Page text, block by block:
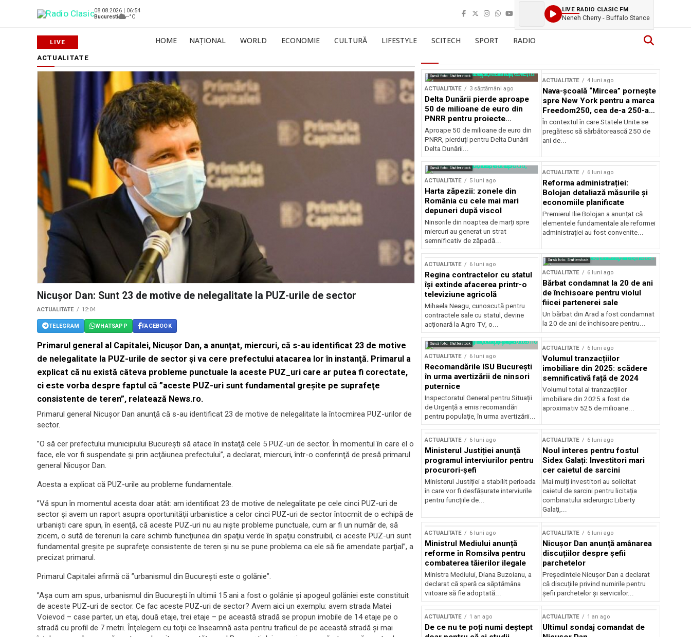
08.08.2026 | 06:54
Bucuresti
--°C
LIVE RADIO CLASIC FM
Neneh Cherry - Buffalo Stance
HOME NAȚIONAL WORLD ECONOMIE CULTURĂ LIFESTYLE SCITECH SPORT RADIO
ACTUALITATE
Nicuşor Dan: Sunt 23 de motive de nelegalitate la PUZ-urile de sector
ACTUALITATE 12:04
TELEGRAM WHATSAPP FACEBOOK
Primarul general al Capitalei, Nicuşor Dan, a anunţat, miercuri, că s-au identificat 23 de motive
de nelegalitate la PUZ-urile de sector şi va cere prefectului atacarea lor în instanţă. Primarul a
explicat că nu există câteva probleme punctuale la aceste PUZ_uri care ar putea fi corectate,
ci este vorba despre faptul că ”aceste PUZ-uri sunt fundamental greşite pe suprafeţe
consistente de teren”, relatează News.ro.
Primarul general Nicuşor Dan anunţă că s-au identificat 23 de motive de nelegalitate la întocmirea PUZ-urilor de
sector.
”O să cer prefectului municipiului Bucureşti să atace în instaţă cele 5 PUZ-uri de sector. În momentul în care el o
face, ele vor fi suspendate şi prin acţăiunea prefectului”, a declarat, miercuri, într-o conferinţă de presă primarul
general Nicuşor Dan.
Acesta a explicat că PUZ-urile au probleme fundamentale.
”Vă spun în momentul acesta doar atât: am identificat 23 de motive de nelegalitate pe cele cinci PUZ-uri de
sector şi avem un raport asupra oportunităţii urbanistice a celor cinci PUZ-uri de sector întocmit de o echipă de
urbanişti care spun, în esenţă, că aceste PUZ-uri nu au nişte probleme punctuale, cum ar fi un număr de, să
zicem, o sută de terenuri la care schimb funcţiunea din spaţiu verde în spaţiu construibil, ci aceste PUZ-uri sunt
fundamental greşite pe suprafeţe consistente de teren şi nu se pune problema ca ele să fie amendate parţial”, a
precizat primarul.
Primarul Capitalei afirmă că ”urbanismul din Bucureşti este o golănie”.
”Aşa cum am spus, urbanismul din Bucureşti în ultimii 15 ani a fost o golănie şi apogeul golăniei este constituit
de aceste PUZ-uri de sector. Ce fac aceste PUZ-uri de sector? Avem aici un exemplu: avem strada Matei
Voievod – case parter, un etaj, două etaje, trei etaje – pe această stradă se propun imobile de 14 etaje pe o
stradă cu profil de 7 metri. Înţelegem cu toţii ce înseamnă asta pentru traficul de pe această stradă şi mai
Sursă foto: Shutterstock
ACTUALITATE 3 săptămâni ago
Delta Dunării pierde aproape
50 de milioane de euro din
PNRR pentru proiecte
esențiale
Aproape 50 de milioane de euro din
PNRR, pierduți pentru Delta Dunării
Delta Dunării...
ACTUALITATE 4 luni ago
Nava-școală “Mircea” pornește
spre New York pentru a marca
Freedom250, cea de-a 250-a
aniversare a Statelor Unite
În contextul în care Statele Unite se
pregătesc să sărbătorească 250 de
ani de...
Sursă foto: Shutterstock
ACTUALITATE 5 luni ago
Harta zăpezii: zonele din
România cu cele mai mari
depuneri după viscol
Ninsorile din noaptea de marți spre
miercuri au generat un strat
semnificativ de zăpadă...
ACTUALITATE 6 luni ago
Reforma administrației:
Bolojan detaliază măsurile și
economiile planificate
Premierul Ilie Bolojan a anunțat că
elementele fundamentale ale reformei
administrației au fost convenite...
ACTUALITATE 6 luni ago
Regina contractelor cu statul
își extinde afacerea printr-o
televiziune agricolă
Mihaela Neagu, cunoscută pentru
contractele sale cu statul, devine
acționară la Agro TV, o...
Sursă foto: Shutterstock
ACTUALITATE 6 luni ago
Bărbat condamnat la 20 de ani
de închisoare pentru violul
fiicei partenerei sale
Un bărbat din Arad a fost condamnat
la 20 de ani de închisoare pentru...
Sursă foto: Shutterstock
ACTUALITATE 6 luni ago
Recomandările ISU București
în urma avertizării de ninsori
puternice
Inspectoratul General pentru Situații
de Urgență a emis recomandări
pentru populație, în urma avertizării...
ACTUALITATE 6 luni ago
Volumul tranzacțiilor
imobiliare din 2025: scădere
semnificativă față de 2024
Volumul total al tranzacțiilor
imobiliare din 2025 a fost de
aproximativ 525 de milioane...
ACTUALITATE 6 luni ago
Ministerul Justiției anunță
programul interviurilor pentru
procurori-șefi
Ministerul Justiției a stabilit perioada
în care vor fi desfășurate interviurile
pentru funcțiile de...
ACTUALITATE 6 luni ago
Noul interes pentru fostul
Sidex Galați: Investitori mari
cer caietul de sarcini
Mai mulți investitori au solicitat
caietul de sarcini pentru licitația
combinatului siderurgic Liberty
Galați,...
ACTUALITATE 6 luni ago
Ministrul Mediului anunță
reforme în Romsilva pentru
combaterea tăierilor ilegale
Ministra Mediului, Diana Buzoianu, a
declarat că speră ca săptămâna
viitoare să fie adoptată...
ACTUALITATE 6 luni ago
Nicușor Dan anunță amânarea
discuțiilor despre șefii
parchetelor
Președintele Nicușor Dan a declarat
că discuțiile privind numirile pentru
șefii parchetelor și serviciilor...
ACTUALITATE 1 an ago
De ce nu te poți numi deștept
ACTUALITATE 1 an ago
Ultimul sondaj comandat de